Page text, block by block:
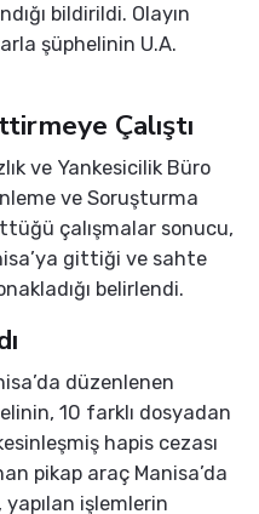
bildirildi. Olayın
şüphelinin U.A.
Çalıştı
ve Yankesicilik Büro
ve Soruşturma
çalışmalar sonucu,
gittiği ve sahte
belirlendi.
düzenlenen
10 farklı dosyadan
hapis cezası
pikap araç Manisa’da
işlemlerin